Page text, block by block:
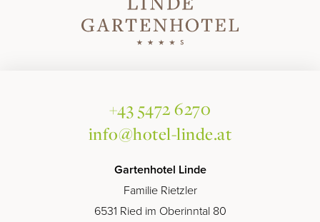
+43 5472 6270
info@hotel-linde.at
Gartenhotel Linde
Familie Rietzler
6531 Ried im Oberinntal 80